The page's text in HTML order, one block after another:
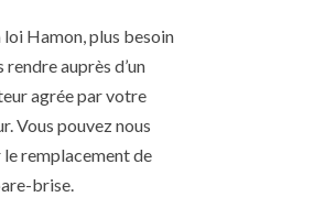
loi Hamon, plus besoin
rendre auprès d’un
agrée par votre
Vous pouvez nous
remplacement de
brise.